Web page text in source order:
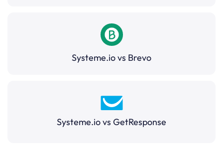
Systeme.io vs Brevo
Systeme.io vs GetResponse